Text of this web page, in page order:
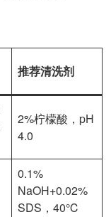
推荐清洗剂
2%柠檬酸，pH
4.0
0.1%
NaOH+0.02%
SDS，40℃